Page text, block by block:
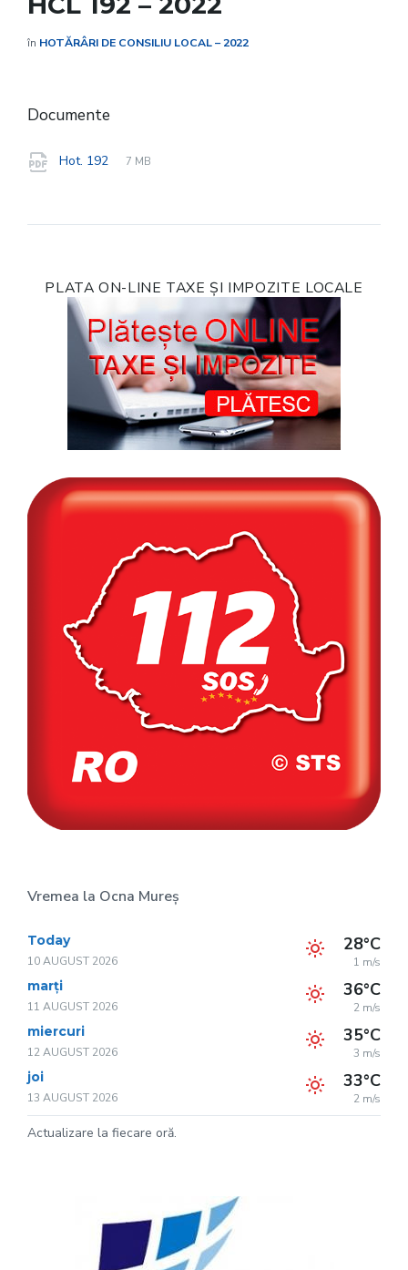
în HOTĂRÂRI DE CONSILIU LOCAL – 2022
Documente
Hot. 192
File
pdf
File
7 MB
PLATA ON-LINE TAXE ȘI IMPOZITE LOCALE
Vremea la Ocna Mureș
Today
10 AUGUST 2026
28°C
1 m/s
marți
11 AUGUST 2026
36°C
2 m/s
miercuri
12 AUGUST 2026
35°C
3 m/s
joi
13 AUGUST 2026
33°C
2 m/s
Actualizare la fiecare oră.